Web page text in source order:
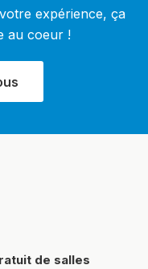
expérience, ça
au coeur !
de salles